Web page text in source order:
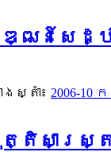
ភិវឌ្ឍ
ស្តាំ៖ 2006-
រយុត្តិស